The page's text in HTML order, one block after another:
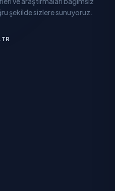
şekilde sizlere sunuyoruz.